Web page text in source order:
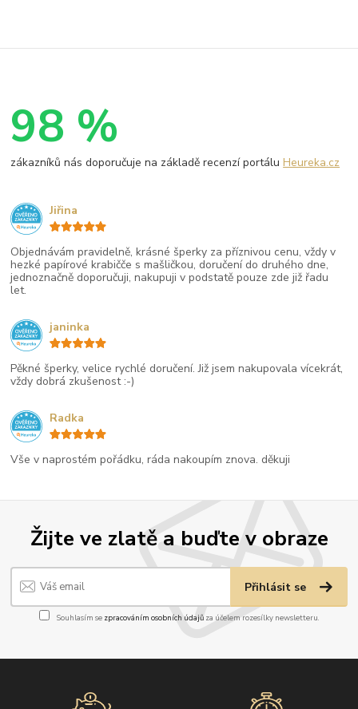
Žijte ve zlatě a buďte v obraze
Přihlásit se
Souhlasím se zpracováním osobních údajůza účelem rozesílky newsletteru.
98 %
zákazníků nás doporučuje na základě recenzí portáluHeureka.cz
Objednávám pravidelně, krásné šperky za příznivou cenu, vždy v
hezké papírové krabičče s mašličkou, doručení do druhého dne,
jednoznačně doporučuji, nakupuji v podstatě pouze zde již řadu
let.
Jiřina
Pěkné šperky, velice rychlé doručení. Již jsem nakupovala vícekrát,
vždy dobrá zkušenost :-)
janinka
Vše v naprostém pořádku, ráda nakoupím znova. děkuji
Radka